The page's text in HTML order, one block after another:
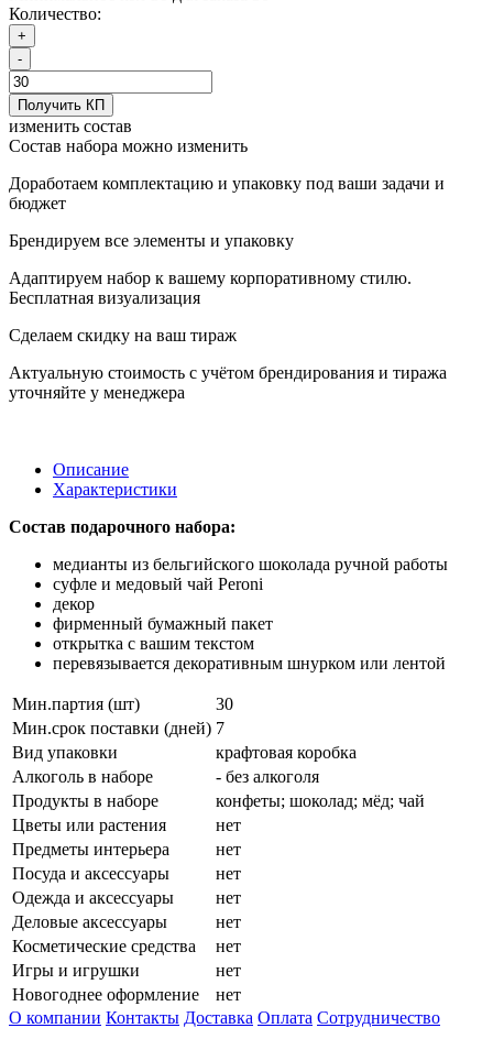
Количество:
+
-
Получить КП
изменить состав
Состав набора можно изменить
Доработаем комплектацию и упаковку под ваши задачи и
бюджет
Брендируем все элементы и упаковку
Адаптируем набор к вашему корпоративному стилю.
Бесплатная визуализация
Сделаем скидку на ваш тираж
Актуальную стоимость с учётом брендирования и тиража
уточняйте у менеджера
Описание
Характеристики
Состав подарочного набора:
медианты из бельгийского шоколада ручной работы
суфле и медовый чай Peroni
декор
фирменный бумажный пакет
открытка с вашим текстом
перевязывается декоративным шнурком или лентой
Мин.партия (шт)
30
Мин.срок поставки (дней) 7
Вид упаковки
крафтовая коробка
Алкоголь в наборе
- без алкоголя
Продукты в наборе
конфеты; шоколад; мёд; чай
Цветы или растения
нет
Предметы интерьера
нет
Посуда и аксессуары
нет
Одежда и аксессуары
нет
Деловые аксессуары
нет
Косметические средства
нет
Игры и игрушки
нет
Новогоднее оформление
нет
О компании Контакты Доставка Оплата Сотрудничество